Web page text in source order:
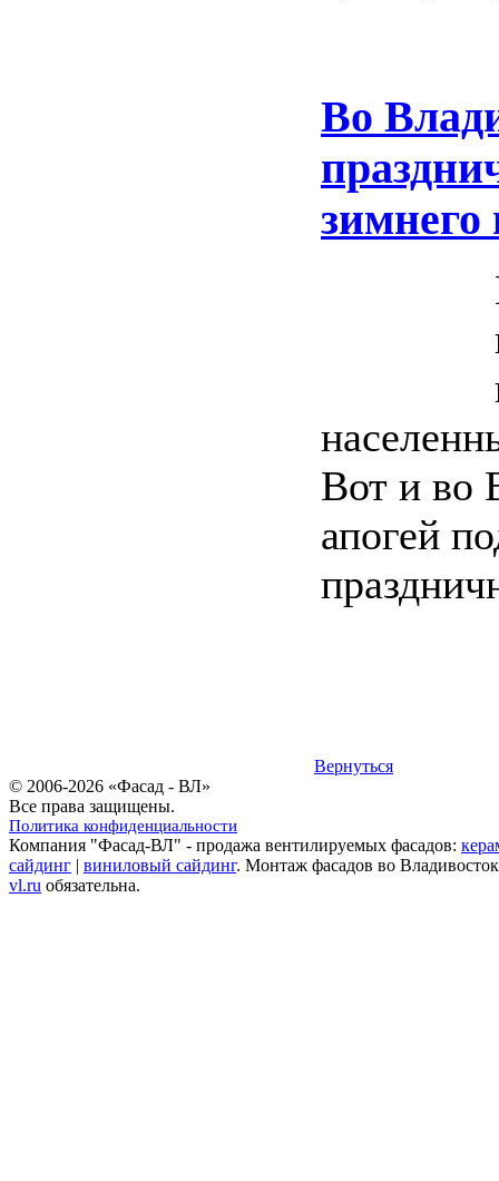
Во
зимнего
Вот и во
апогей
Вернуться
© 2006-2026 «Фасад - ВЛ»
Все права защищены.
Политика конфиденциальности
Компания "Фасад-ВЛ" - продажа вентилируемых фасадов:
сайдинг | виниловый сайдинг. Монтаж фасадов во
vl.ru обязательна.